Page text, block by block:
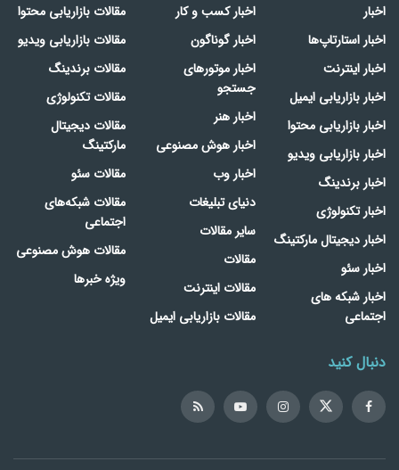
اخبار
اخبار استارتاپ‌ها
اخبار اینترنت
اخبار بازاریابی ایمیل
اخبار بازاریابی محتوا
اخبار بازاریابی ویدیو
اخبار برندینگ
اخبار تکنولوژی
اخبار دیجیتال مارکتینگ
اخبار سئو
اخبار شبکه های
اجتماعی
اخبار کسب و کار
اخبار گوناگون
اخبار موتورهای
جستجو
اخبار هنر
اخبار هوش مصنوعی
اخبار وب
دنیای تبلیغات
سایر مقالات
مقالات
مقالات اینترنت
مقالات بازاریابی ایمیل
مقالات بازاریابی محتوا
مقالات بازاریابی ویدیو
مقالات برندینگ
مقالات تکنولوژی
مقالات دیجیتال
مارکتینگ
مقالات سئو
مقالات شبکه‌های
اجتماعی
مقالات هوش مصنوعی
ویژه خبرها
دنبال کنید